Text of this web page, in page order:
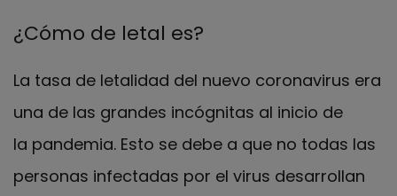
¿Cómo de letal es?
La tasa de letalidad del nuevo coronavirus era
una de las grandes incógnitas al inicio de
la pandemia. Esto se debe a que no todas las
personas infectadas por el virus desarrollan